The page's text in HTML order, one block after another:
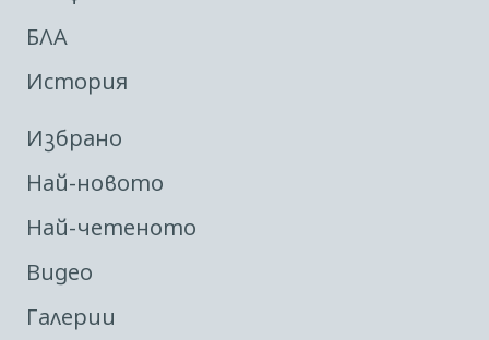
БЛА
История
Избрано
Най-новото
Най-четеното
Видео
Галерии